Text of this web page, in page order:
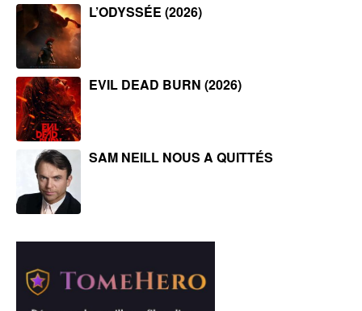
L’ODYSSÉE (2026)
EVIL DEAD BURN (2026)
SAM NEILL NOUS A QUITTÉS